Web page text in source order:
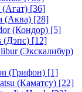
[36]
(Аква) [28]
(Кондор) [5]
(Дэпс) [12]
(Экскалибур)
(Грифон) [1]
(Каматсу) [22]